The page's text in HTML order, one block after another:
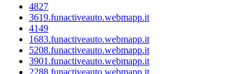
4827
3619.funactiveauto.webmapp.it
4149
1683.funactiveauto.webmapp.it
5208.funactiveauto.webmapp.it
3901.funactiveauto.webmapp.it
2288.funactiveauto.webmapp.it